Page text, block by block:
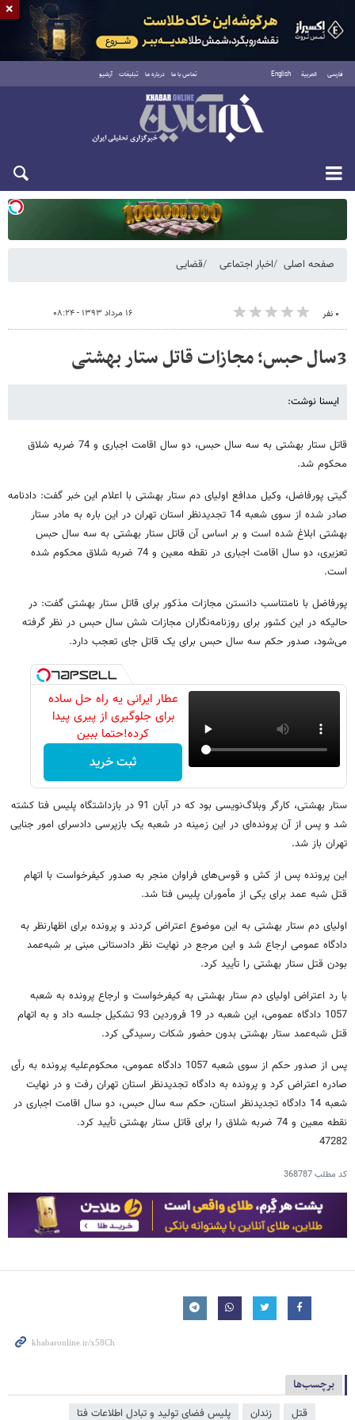
فارسی العربية English تماس با ما درباره ما تبلیغات آرشیو
دوشنبه ۱۹ مرداد ۱۴۰۵
صفحه اصلی اخبار اجتماعی قضایی
۰ نفر ۱۶ مرداد ۱۳۹۳ - ۰۸:۲۴
3سال حبس؛ مجازات قاتل ستار بهشتی
ایسنا نوشت:
قاتل ستار بهشتی به سه سال حبس، دو سال اقامت اجباری و 74 ضربه شلاق
محکوم شد.
گیتی پورفاضل، وکیل مدافع اولیای دم ستار بهشتی با اعلام این خبر گفت: دادنامه
صادر شده از سوی شعبه 14 تجدیدنظر استان تهران در این باره به مادر ستار
بهشتی ابلاغ شده است و بر اساس آن قاتل ستار بهشتی به سه سال حبس
تعزیری، دو سال اقامت اجباری در نقطه معین و 74 ضربه شلاق محکوم شده
است.
پورفاضل با نامتناسب دانستن مجازات مذکور برای قاتل ستار بهشتی گفت: در
حالیکه در این کشور برای روزنامه‌نگاران مجازات شش سال حبس در نظر گرفته
می‌شود، صدور حکم سه سال حبس برای یک قاتل جای تعجب دارد.
عطار ایرانی یه راه حل ساده
برای جلوگیری از پیری پیدا
کرده!حتما ببین
ثبت خرید
ستار بهشتی، کارگر وبلا‌گ‌نویسی بود که در آبان 91 در بازداشتگاه پلیس فتا کشته
شد و پس از آن پرونده‌ای در این زمینه در شعبه یک بازپرسی دادسرای امور جنایی
تهران باز شد.
این پرونده پس از کش و قوس‌های فراوان منجر به صدور کیفرخواست با اتهام
قتل شبه عمد برای یکی از مأموران پلیس فتا شد.
اولیای دم ستار بهشتی به این موضوع اعتراض کردند و پرونده برای اظهارنظر به
دادگاه عمومی ارجاع شد و این مرجع در نهایت نظر دادستانی مبنی بر شبه‌عمد
بودن قتل ستار بهشتی را تأیید کرد.
با رد اعتراض اولیای دم ستار بهشتی به کیفرخواست و ارجاع پرونده به شعبه
1057 دادگاه عمومی، این شعبه در 19 فروردین 93 تشکیل جلسه داد و به اتهام
قتل شبه‌عمد ستار بهشتی بدون حضور شکات رسیدگی کرد.
پس از صدور حکم از سوی شعبه 1057 دادگاه عمومی، محکوم‌علیه پرونده به رأی
صادره اعتراض کرد و پرونده به دادگاه تجدیدنظر استان تهران رفت و در نهایت
شعبه 14 دادگاه تجدیدنظر استان، حکم سه سال حبس، دو سال اقامت اجباری در
نقطه معین و 74 ضربه شلاق را برای قاتل ستار بهشتی تأیید کرد.
47282
کد مطلب368787
برچسب‌ها
قتل زندان پلیس فضای تولید و تبادل اطلاعات فتا
×